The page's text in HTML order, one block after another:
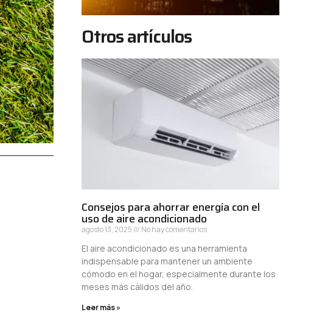
Otros artículos
Consejos para ahorrar energía con el
uso de aire acondicionado
agosto 13, 2025 No hay comentarios
El aire acondicionado es una herramienta
indispensable para mantener un ambiente
cómodo en el hogar, especialmente durante los
meses más cálidos del año.
Leer más »